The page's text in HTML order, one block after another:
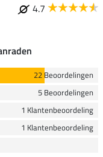
4.7
22 Beoordelingen
5 Beoordelingen
1 Klantenbeoordeling
1 Klantenbeoordeling